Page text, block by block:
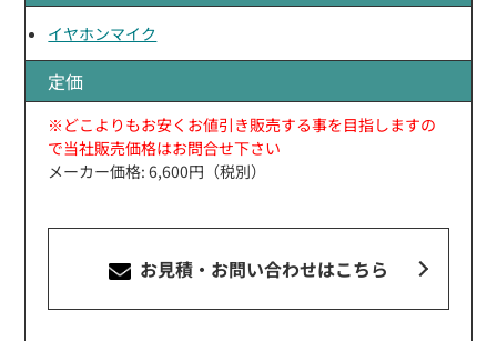
イヤホンマイク
定価
※どこよりもお安くお値引き販売する事を目指しますの
で当社販売価格はお問合せ下さい
メーカー価格: 6,600円（税別）
お見積・お問い合わせはこちら